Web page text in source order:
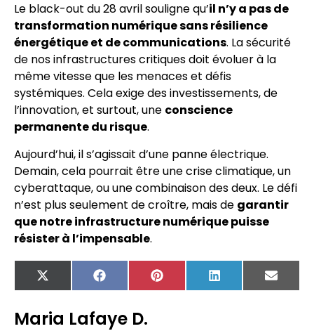
Le black-out du 28 avril souligne qu’il n’y a pas de
transformation numérique sans résilience
énergétique et de communications. La sécurité
de nos infrastructures critiques doit évoluer à la
même vitesse que les menaces et défis
systémiques. Cela exige des investissements, de
l’innovation, et surtout, une conscience
permanente du risque.
Aujourd’hui, il s’agissait d’une panne électrique.
Demain, cela pourrait être une crise climatique, un
cyberattaque, ou une combinaison des deux. Le défi
n’est plus seulement de croître, mais de garantir
que notre infrastructure numérique puisse
résister à l’impensable.
X
(Twitter)
FacebookPinterest LinkedIn Email
Maria Lafaye D.